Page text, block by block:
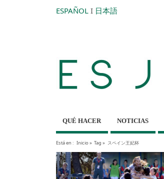
ESPAÑOL I 日本語
QUÉ HACER NOTICIAS
Está en : Inicio» Tag » スペイン王妃杯